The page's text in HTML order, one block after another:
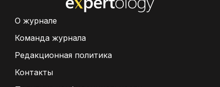
О журнале
Команда журнала
Редакционная политика
Контакты